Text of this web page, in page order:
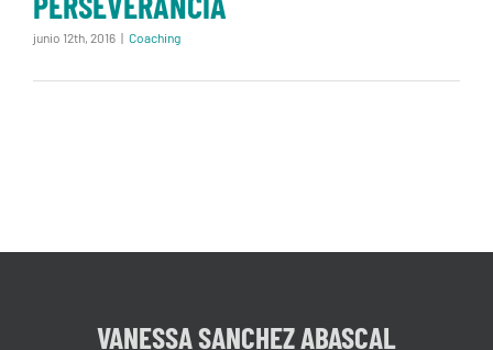
junio 12th, 2016 | Coaching
VANESSA SANCHEZ ABASCAL